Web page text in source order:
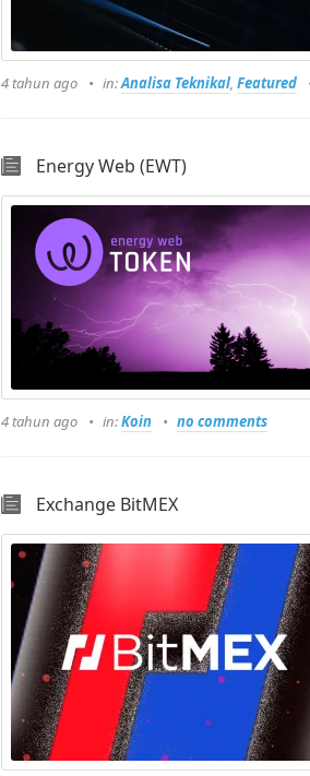
4 tahun ago in:Analisa Teknikal, Featured
Energy Web (EWT)
4 tahun ago in:Koin no comments
Exchange BitMEX